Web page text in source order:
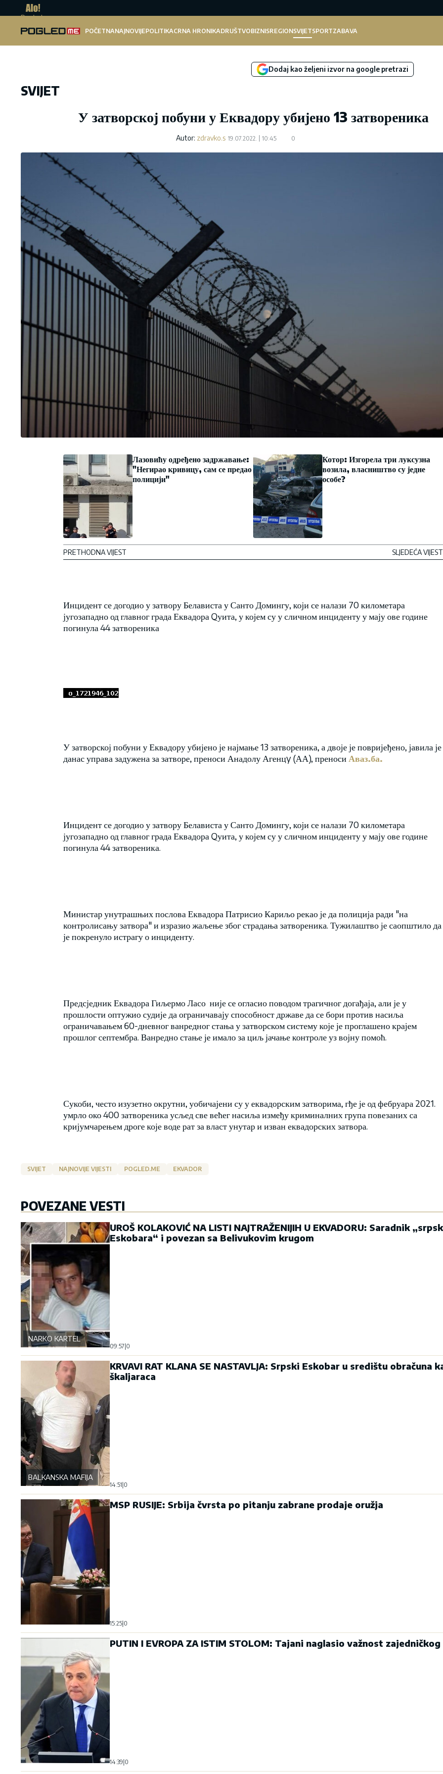
Pogled.me
POČETNANAJNOVIJEPOLITIKACRNA HRONIKADRUŠTVOBIZNISREGIONSVIJETSPORTZABAVA
Dodaj kao željeni izvor na google pretrazi
SVIJET
У затворској побуни у Еквадору убијено 13 затвореника
Autor: zdravko.s 19.07.2022. 10:45 0
Лазовићу одређено задржавање:
"Негирао кривицу, сам се предао
полицији"
PRETHODNA VIJEST
Котор: Изгорела три луксузна
возила, власништво су једне
особе?
SLJEDEĆA VIJEST
Инцидент се догодио у затвору Белависта у Санто Домингу, који се налази 70 километара
југозападно од главног града Еквадора Qуита, у којем су у сличном инциденту у мају ове године
погинула 44 затвореника
У затворској побуни у Еквадору убијено је најмање 13 затвореника, а двоје је повријеђено, јавила је
данас управа задужена за затворе, преноси Анадолу Агенцy (АА), преноси Аваз.ба.
Инцидент се догодио у затвору Белависта у Санто Домингу, који се налази 70 километара
југозападно од главног града Еквадора Qуита, у којем су у сличном инциденту у мају ове године
погинула 44 затвореника.
Министар унутрашњих послова Еквадора Патрисио Кариљо рекао је да полиција ради "на
контролисању затвора" и изразио жаљење због страдања затвореника. Тужилаштво је саопштило да
је покренуло истрагу о инциденту.
Предсједник Еквадора Гиљермо Ласо није се огласио поводом трагичног догађаја, али је у
прошлости оптужио судије да ограничавају способност државе да се бори против насиља
ограничавањем 60-дневног ванредног стања у затворском систему које је проглашено крајем
прошлог септембра. Ванредно стање је имало за циљ јачање контроле уз војну помоћ.
Сукоби, често изузетно окрутни, уобичајени су у еквадорским затворима, гђе је од фебруара 2021.
умрло око 400 затвореника усљед све већег насиља између криминалних група повезаних са
кријумчарењем дроге које воде рат за власт унутар и изван еквадорских затвора.
SVIJET NAJNOVIJE VIJESTI POGLED.ME EKVADOR
POVEZANE VESTI
NARKO KARTEL
UROŠ KOLAKOVIĆ NA LISTI NAJTRAŽENIJIH U EKVADORU: Saradnik
Eskobara“ i povezan sa Belivukovim krugom
09:57 0
BALKANSKA MAFIJA
KRVAVI RAT KLANA SE NASTAVLJA: Srpski Eskobar u središtu obračuna
škaljaraca
14:51 0
MSP RUSIJE: Srbija čvrsta po pitanju zabrane prodaje oružja
15:25 0
PUTIN I EVROPA ZA ISTIM STOLOM: Tajani naglasio važnost
14:39 0